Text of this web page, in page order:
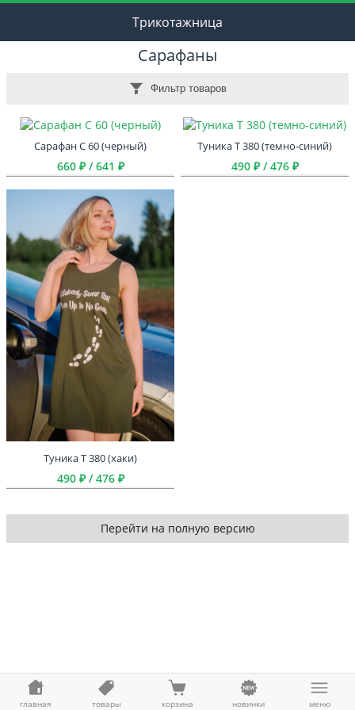
Трикотажница
Сарафаны
Фильтр товаров
Сарафан С 60 (черный)
660 ₽ / 641 ₽
Туника Т 380 (темно-синий)
490 ₽ / 476 ₽
Туника Т 380 (хаки)
490 ₽ / 476 ₽
Перейти на полную версию